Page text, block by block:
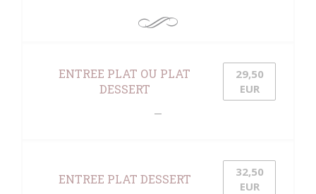
ENTREE PLAT OU PLAT
DESSERT
29,50
EUR
ENTREE PLAT DESSERT
32,50
EUR